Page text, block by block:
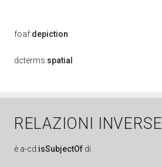
foaf:depiction
dcterms:spatial
RELAZIONI INVERSE
è a-cd:isSubjectOf di